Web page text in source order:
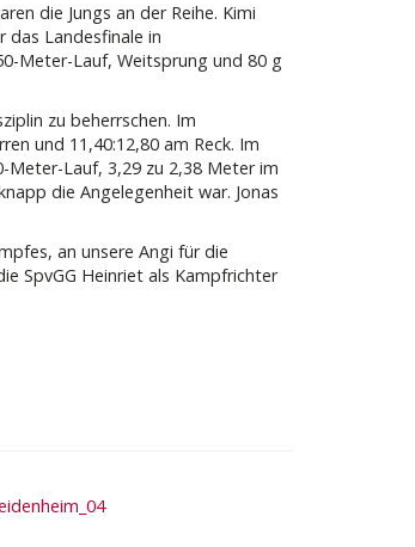
die Jungs an der Reihe. Kimi
das Landesfinale in
Meter-Lauf, Weitsprung und 80 g
zu beherrschen. Im
und 11,40:12,80 am Reck. Im
Meter-Lauf, 3,29 zu 2,38 Meter im
die Angelegenheit war. Jonas
an unsere Angi für die
SpvGG Heinriet als Kampfrichter